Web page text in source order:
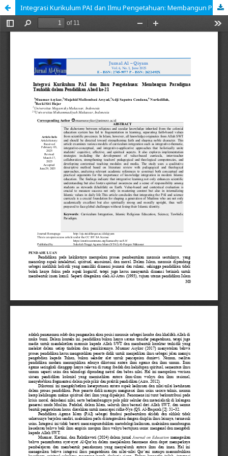
Integrasi Kurikulum PAI dan Ilmu Pengetahuan: Membangun Paradigma Tauhidik dalam Pendidikan Abad ke-21